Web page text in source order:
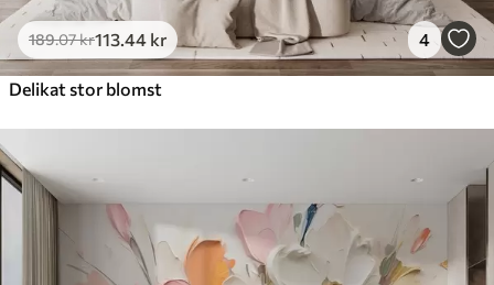
189.07kr113 .44 kr 4
Delikat stor blomst